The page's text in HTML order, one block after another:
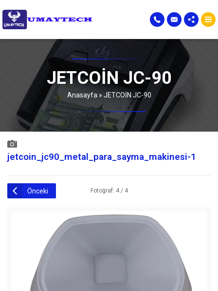
JETCOİN JC-90
Anasayfa » JETCOİN JC-90
jetcoin_jc90_metal_para_sayma_makinesi-1
Önceki Fotoğraf: 4 / 4